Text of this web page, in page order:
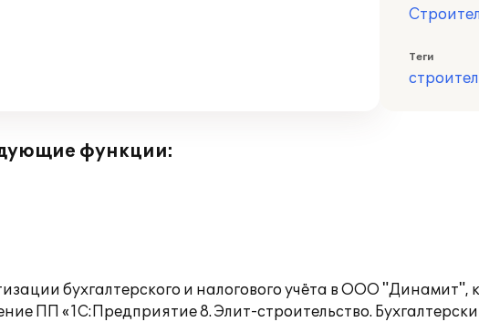
Теги
функции:
бухгалтерского и налогового учёта в ООО "Динамит",
ПП «1С:Предприятие 8. Элит-строительство.